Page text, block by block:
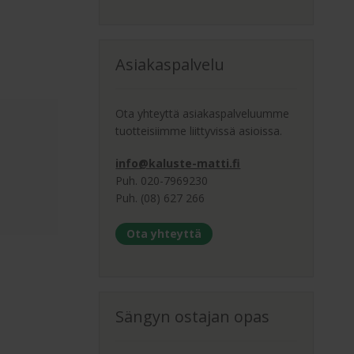
Asiakaspalvelu
Ota yhteyttä asiakaspalveluumme
tuotteisiimme liittyvissä asioissa.
info@kaluste-matti.fi
Puh. 020-7969230
Puh. (08) 627 266
Ota yhteyttä
Sängyn ostajan opas